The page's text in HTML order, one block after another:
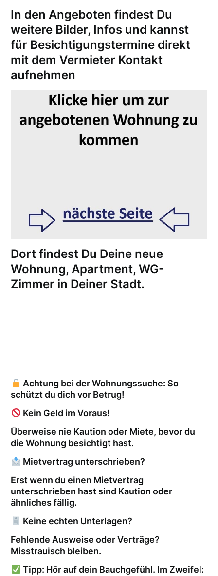
In den Angeboten findest Du
weitere Bilder, Infos und kannst
für Besichtigungstermine direkt
mit dem Vermieter Kontakt
aufnehmen
Dort findest Du Deine neue
Wohnung, Apartment, WG-
Zimmer in Deiner Stadt.
Achtung bei der Wohnungssuche: So
schützt du dich vor Betrug!
Kein Geld im Voraus!
Überweise nie Kaution oder Miete, bevor du
die Wohnung besichtigt hast.
Mietvertrag unterschrieben?
Erst wenn du einen Mietvertrag
unterschrieben hast sind Kaution oder
ähnliches fällig.
Keine echten Unterlagen?
Fehlende Ausweise oder Verträge?
Misstrauisch bleiben.
Tipp: Hör auf dein Bauchgefühl. Im Zweifel: